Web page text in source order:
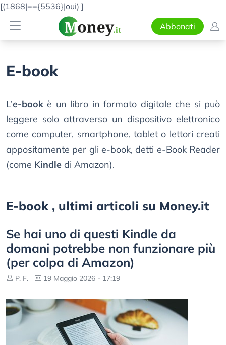
[(1868|=={5536}|oui) ]
Abbonati
E-book
L’e-book è un libro in formato digitale che si può
leggere solo attraverso un dispositivo elettronico
come computer, smartphone, tablet o lettori creati
appositamente per gli e-book, detti e-Book Reader
(come Kindle di Amazon).
E-book , ultimi articoli su Money.it
Se hai uno di questi Kindle da
domani potrebbe non funzionare più
(per colpa di Amazon)
P. F. 19 Maggio 2026 - 17:19